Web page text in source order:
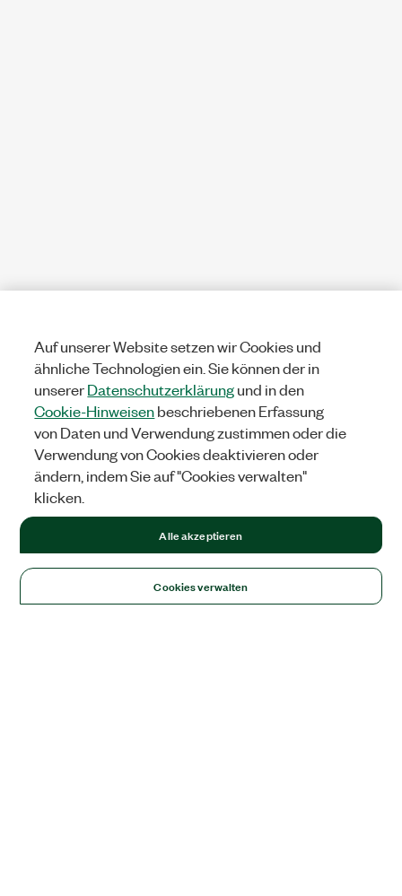
Auf unserer Website setzen wir Cookies und
ähnliche Technologien ein. Sie können der in
unsererDatenschutzerklärungund in den
Cookie-Hinweisenbeschriebenen Erfassung
von Daten und Verwendung zustimmen oder die
Verwendung von Cookies deaktivieren oder
ändern, indem Sie auf "Cookies verwalten"
klicken.
Cookies verwalten
Alle akzeptieren